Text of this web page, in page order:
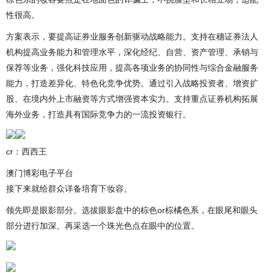
性很高。
方案表示，要提高证券业服务创新驱动战略能力。支持在穗证券法人
机构提高业务能力和管理水平，深化经纪、自营、资产管理、承销与
保荐等业务，强化科技应用，提高各项业务的协同性与综合金融服务
能力，打造差异化、特色化竞争优势。通过引入战略投资者、增资扩
股、在境内外上市融资等方式增强资本实力。支持重点证券机构拓展
海外业务，打造具有国际竞争力的一流投资银行。
cr：西西王
澳门博彩电子平台
接下来就给群众详备培育下妆容。
领先即是眼影部分。选拔眼影盘中的棕色or棕橘色系，在眼尾和眼头
部分进行加深。再采选一个珠光色点在眼中的位置。